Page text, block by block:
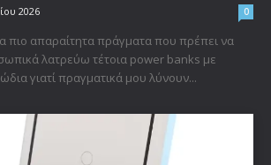
2026 0
πιο απαραίτητα πράγματα που πρέπει να
λατρεύω τέτοια power banks με
γιατί πραγματικά μου λύνουν...